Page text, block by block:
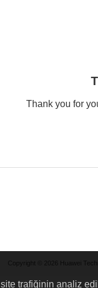
Thank you for
Copyright © 2026 Huawei
trafiğinin analiz